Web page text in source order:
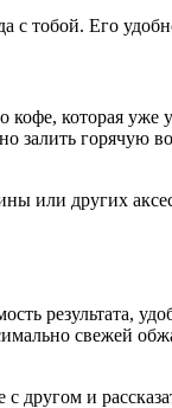
с тобой. Его
которая уже
горячую
или других
свежей
другом и